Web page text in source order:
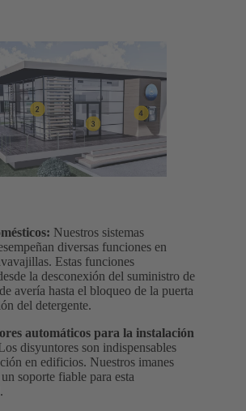
Nuestros sistemas
diversas funciones en
Estas funciones
la desconexión del suministro de
avería hasta el bloqueo de la puerta
del detergente.
automáticos para la instalación
disyuntores son indispensables
en edificios. Nuestros imanes
soporte fiable para esta